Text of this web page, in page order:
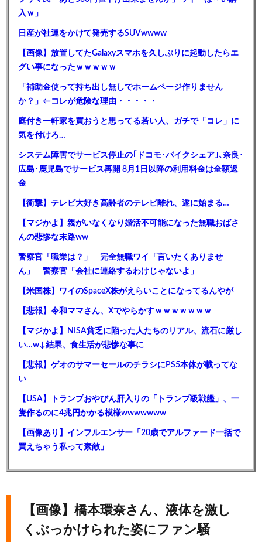
入ｗ」
日産が社運をかけて発売するSUVwwww
【画像】放置してたGalaxyスマホを久しぶりに起動したらエ
グい事になったｗｗｗｗｗ
「補助金使って持ち出し無しでホームページ作りません
か？」←コレが危険な理由・・・・・
庭付き一軒家を買おうと思ってる若い人、ガチで「コレ」に
気を付けろ…
システム障害でサービス停止の｢ドコモ･バイクシェア｣､奈良･
広島･鹿児島でサービス再開 8月1日以降の利用料金は全額返
金
【衝撃】テレビ大好き高齢者のテレビ離れ、遂に始まる…
【マジかよ】親がいなくなり婚活不可能になった無職おばさ
んの悲惨な末路ww
警察官「職業は？」 完全無職ワイ「言いたくありませ
ん」 警察官「会社に連絡するわけじゃないよ」
【米国株】ワイのSpaceX株がえらいことになってるんやが
【悲報】令和ママさん、Xでやらかすｗｗｗｗｗｗｗ
【マジかよ】NISA貧乏に陥った人たちのリアル、流石に厳し
い…w↓結果、食生活が悲惨な事に
【悲報】ゲオのサマーセールのチラシにPS5本体が載ってな
い
【USA】トランプおやびん肝入りの「トランプ級戦艦」、一
隻作るのに4兆円かかる模様wwwwwww
【画像あり】インフルエンサー「20歳でアルファード一括で
買えちゃう私って素敵」
【画像】橋本環奈さん、液体を激し
くぶっかけられた姿にファン騒